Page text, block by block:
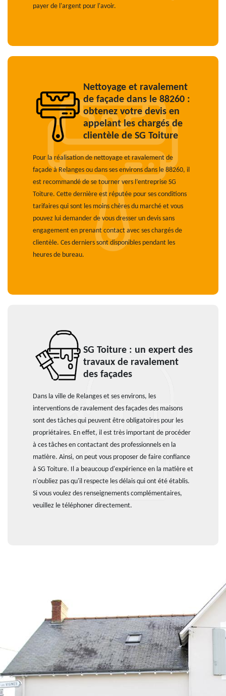
payer de l'argent pour l'avoir.
Nettoyage et ravalement
de façade dans le 88260 :
obtenez votre devis en
appelant les chargés de
clientèle de SG Toiture
Pour la réalisation de nettoyage et ravalement de
façade à Relanges ou dans ses environs dans le 88260, il
est recommandé de se tourner vers l’entreprise SG
Toiture. Cette dernière est réputée pour ses conditions
tarifaires qui sont les moins chères du marché et vous
pouvez lui demander de vous dresser un devis sans
engagement en prenant contact avec ses chargés de
clientèle. Ces derniers sont disponibles pendant les
heures de bureau.
SG Toiture : un expert des
travaux de ravalement
des façades
Dans la ville de Relanges et ses environs, les
interventions de ravalement des façades des maisons
sont des tâches qui peuvent être obligatoires pour les
propriétaires. En effet, il est très important de procéder
à ces tâches en contactant des professionnels en la
matière. Ainsi, on peut vous proposer de faire confiance
à SG Toiture. Il a beaucoup d'expérience en la matière et
n'oubliez pas qu'il respecte les délais qui ont été établis.
Si vous voulez des renseignements complémentaires,
veuillez le téléphoner directement.